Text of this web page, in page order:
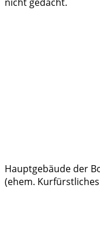
Hauptgebäude der
(ehem.